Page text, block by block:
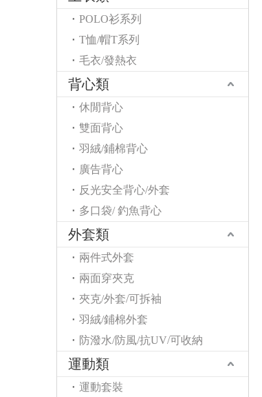
POLO衫系列
T恤/帽T系列
毛衣/發熱衣
背心類
休閒背心
雙面背心
羽絨/鋪棉背心
廣告背心
反光安全背心/外套
多口袋/ 釣魚背心
外套類
兩件式外套
兩面穿夾克
夾克/外套/可拆袖
羽絨/鋪棉外套
防潑水/防風/抗UV/可收納
運動類
運動套裝